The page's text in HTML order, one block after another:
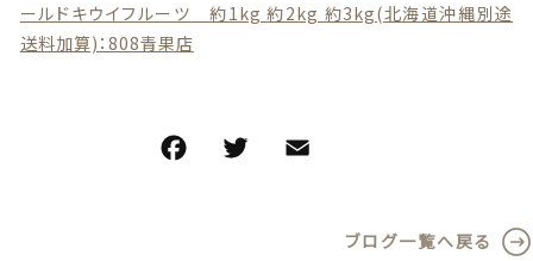
ールドキウイフルーツ 約1kg 約2kg 約3kg(北海道沖縄別途
送料加算)：808青果店
ai
ブログ一覧へ戻る